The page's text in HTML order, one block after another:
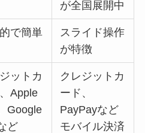
が全国展開中
で簡単
スライド操作
が特徴
ットカ
Apple
Google
ど
クレジットカ
ード、
PayPayなど
モバイル決済